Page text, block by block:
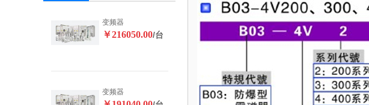
变频器
￥216050.00/台
变频器